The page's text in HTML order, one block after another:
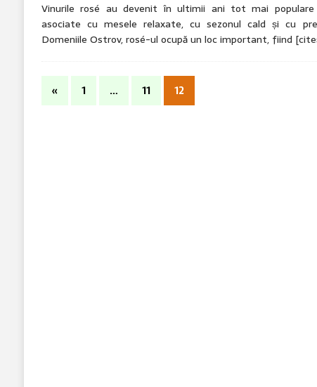
Vinurile rosé au devenit în ultimii ani tot mai populare
asociate cu mesele relaxate, cu sezonul cald și cu
Domeniile Ostrov, rosé-ul ocupă un loc important, fiind
« 1 … 11 12